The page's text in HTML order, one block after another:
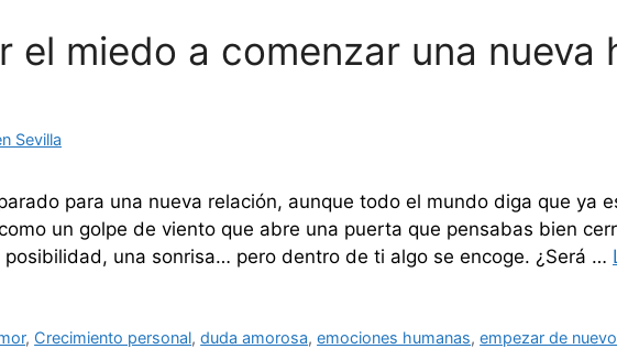
el miedo a comenzar una nueva
Sevilla
para una nueva relación, aunque todo el mundo diga que ya
un golpe de viento que abre una puerta que pensabas bien
una sonrisa… pero dentro de ti algo se encoge. ¿Será …
, Crecimiento personal,duda amorosa,emociones humanas,empezar de nuevo